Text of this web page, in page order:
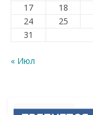
17
18
24
25
31
« Июл